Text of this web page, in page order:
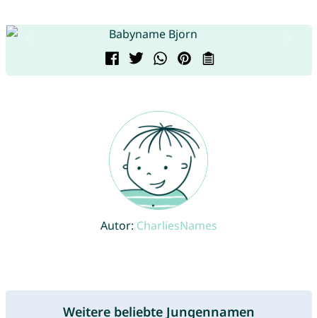
Autor: CharliesNames
Weitere beliebte Jungennamen